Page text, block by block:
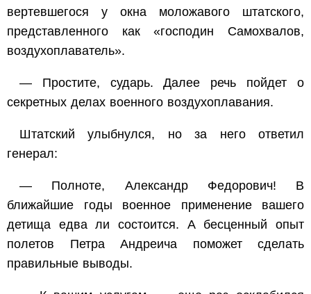
вертевшегося у окна моложавого штатского,
представленного как «господин Самохвалов,
воздухоплаватель».
— Простите, сударь. Далее речь пойдет о
секретных делах военного воздухоплавания.
Штатский улыбнулся, но за него ответил
генерал:
— Полноте, Александр Федорович! В
ближайшие годы военное применение вашего
детища едва ли состоится. А бесценный опыт
полетов Петра Андреича поможет сделать
правильные выводы.